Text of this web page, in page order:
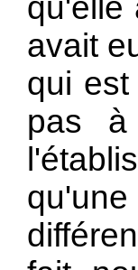
qu'elle
avait
qui
pas à